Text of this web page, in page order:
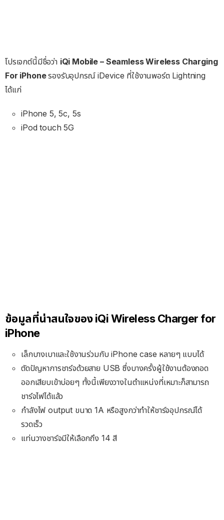
โปรเจกต์นี้มีชื่อว่า iQi Mobile – Seamless Wireless Charging
For iPhoneรองรับอุปกรณ์ iDevice ที่ใช้งานพอร์ต Lightning
ได้แก่
iPhone 5, 5c, 5s
iPod touch 5G
ข้อมูลที่น่าสนใจของ iQi Wireless Charger for
iPhone
เล็กบางเบาและใช้งานร่วมกับ iPhone case หลายๆ แบบได้
ตัดปัญหาการชาร์จด้วยสาย USB ซึ่งบางครั้งผู้ใช้งานต้องถอด
ออกเสียบเข้าบ่อยๆ ทั้งนี้เพียงวางในตำแหน่งที่เหมาะก็สามารถ
ชาร์จไฟได้แล้ว
กำลังไฟ output ขนาด 1A หรือสูงกว่าทำให้ชาร์จอุปกรณ์ได้
รวดเร็ว
แท่นวางชาร์จมีให้เลือกถึง 14 สี